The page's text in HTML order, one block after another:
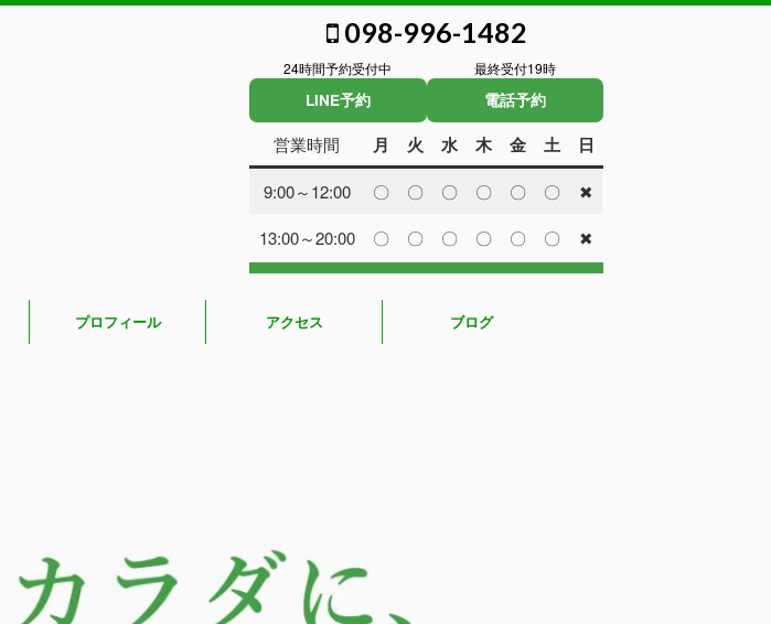
098-996-1482
24時間予約受付中
LINE予約
最終受付19時
電話予約
営業時間 月 火 水 木 金 土 日
9:00～12:00 〇 〇 〇 〇 〇 〇
✖
13:00～20:00
〇 〇 〇 〇 〇 〇 ✖
プロフィール アクセス ブログ